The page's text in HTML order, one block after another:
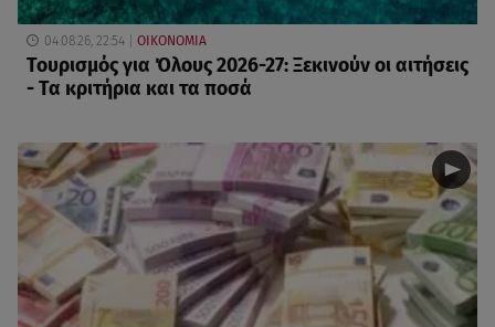
04.08.26, 22:54 ΟΙΚΟΝΟΜΙΑ
Τουρισμός για Όλους 2026-27: Ξεκινούν οι αιτήσεις
- Τα κριτήρια και τα ποσά